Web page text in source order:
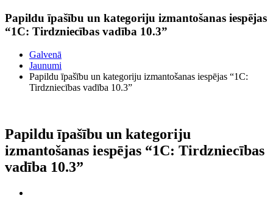
Papildu īpašību un kategoriju izmantošanas iespējas
“1С: Tirdzniecības vadība 10.3”
Galvenā
Jaunumi
Papildu īpašību un kategoriju izmantošanas iespējas “1С:
Tirdzniecības vadība 10.3”
Papildu īpašību un kategoriju
izmantošanas iespējas “1С: Tirdzniecības
vadība 10.3”